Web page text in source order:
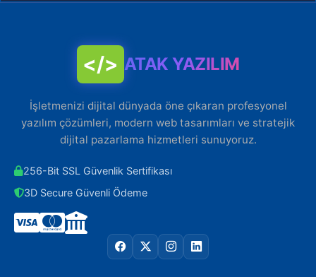
</> ATAK YAZILIM
İşletmenizi dijital dünyada öne çıkaran profesyonel
yazılım çözümleri, modern web tasarımları ve stratejik
dijital pazarlama hizmetleri sunuyoruz.
256-Bit SSL Güvenlik Sertifikası
3D Secure Güvenli Ödeme